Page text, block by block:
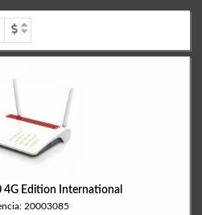
4G Edition International
20003085